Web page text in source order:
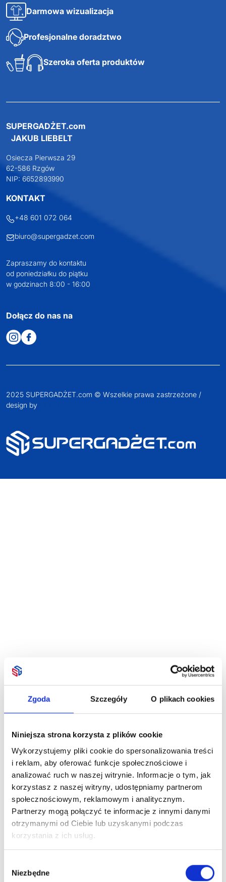
Zgoda Szczegóły O plikach cookies
Niniejsza strona korzysta z plików cookie
Wykorzystujemy pliki cookie do spersonalizowania treści
i reklam, aby oferować funkcje społecznościowe i
analizować ruch w naszej witrynie. Informacje o tym, jak
korzystasz z naszej witryny, udostępniamy partnerom
społecznościowym, reklamowym i analitycznym.
Partnerzy mogą połączyć te informacje z innymi danymi
otrzymanymi od Ciebie lub uzyskanymi podczas
korzystania z ich usług.
zgody
Niezbędne
Darmowa wizualizacja
Szeroka oferta produktów
SUPERGADŻET.com
JAKUB LIEBELT
Osiecza Pierwsza 29
NIP: 6652893990
KONTAKT
+48 601 072 064
biuro@supergadzet.com
od poniedziałku do piątku
2025 SUPERGADŻET.com © Wszelkie prawa zastrzeżone /
design byVENTI